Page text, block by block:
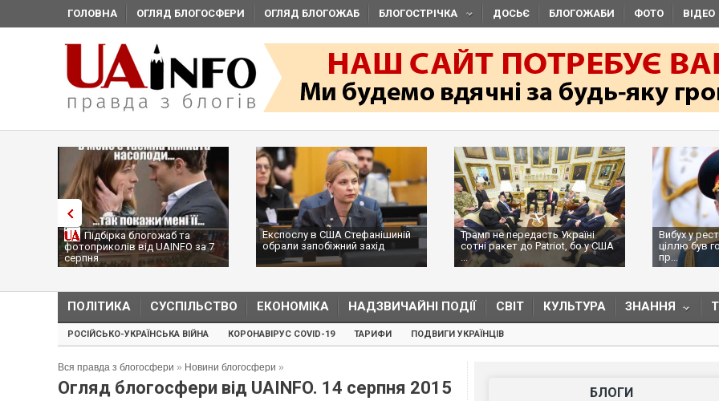
ГОЛОВНА ОГЛЯД БЛОГОСФЕРИ ОГЛЯД БЛОГОЖАБ БЛОГОСТРІЧКА ДОСЬЄ БЛОГОЖАБИ ФОТО ВІДЕО
Підбірка блогожаб та
фотоприколів від UAINFO за 7
серпня
Експослу в США Стефанішиній
обрали запобіжний захід
Трамп не передасть Україні
сотні ракет до Patriot, бо у США
Вибух у
ціллю був
пр...
ПОЛІТИКА СУСПІЛЬСТВО ЕКОНОМІКА НАДЗВИЧАЙНІ ПОДІЇ СВІТ КУЛЬТУРА ЗНАННЯ
РОСІЙСЬКО-УКРАЇНСЬКА ВІЙНА КОРОНАВІРУС COVID-19 ТАРИФИ ПОДВИГИ УКРАЇНЦІВ
Вся правда з блогосфери » Новини блогосфери »
Огляд блогосфери від UAINFO. 14 серпня 2015 БЛОГИ